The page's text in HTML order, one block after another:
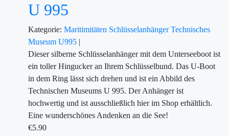
U 995
Kategorie: Maritimitäten SchlüsselanhängerTechnisches
Museum U995 |
Dieser silberne Schlüsselanhänger mit dem Unterseeboot ist
ein toller Hingucker an Ihrem Schlüsselbund. Das U-Boot
in dem Ring lässt sich drehen und ist ein Abbild des
Technischen Museums U 995. Der Anhänger ist
hochwertig und ist ausschließlich hier im Shop erhältlich.
Eine wunderschönes Andenken an die See!
€5.90